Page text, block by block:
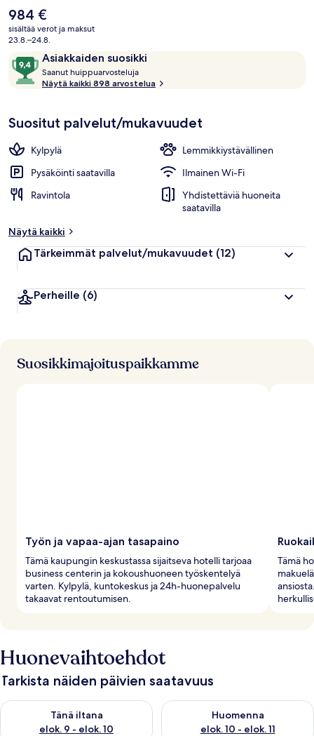
suuresti majoituspaikan avuliasta henkilökuntaa. Julkisen liikenteen
yhteydet sijaitsevat vain lyhyen kävelymatkan päässä: 77th Streetin
metroasema (Lexington Avenue) sijaitsee 4 minuutin ja 68th Street –
Hunter Collegen metroasema 11 minuutin kävelymatkan päässä.
Nykyinen
hinta
on
984 €
sisältää verot ja maksut
23.8.–24.8.
ArvostelutAsiakkaiden suosikki
9,4
kautta
10,
suosikki
Saanut huippuarvosteluja
a
u
r
v
s
a
Näytä kaikki 898 arvostelua
Suositut palvelut/mukavuudet
Kylpylä
Lemmikkiystävällinen
Pysäköinti saatavilla
Ilmainen Wi-Fi
Ravintola
Yhdistettäviä huoneita
saatavilla
Näytä kaikki
Tärkeimmät palvelut/mukavuudet (12)
Perheille (6)
Suosikkimajoituspaikkamme
Työn ja vapaa-ajan tasapaino
Tämä kaupungin keskustassa sijaitseva hotelli tarjoaa
business centerin ja kokoushuoneen työskentelyä
varten. Kylpylä, kuntokeskus ja 24h-huonepalvelu
takaavat rentoutumisen.
Tämä
Huonevaihtoehdot
Tarkista näiden päivien saatavuus
Tänä iltana
elok. 9 - elok. 10
Tarkista tämän illan saatavuus elok. 9 - elok. 10
Huomenna
elok. 10 - elok. 11
Tarkista huomisen saatavuus